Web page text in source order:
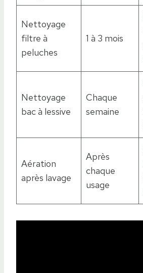
Nettoyage
filtre à
peluches
1 à 3 mois
Nettoyage
bac à lessive
Chaque
semaine
Aération
après lavage
Après
chaque
usage